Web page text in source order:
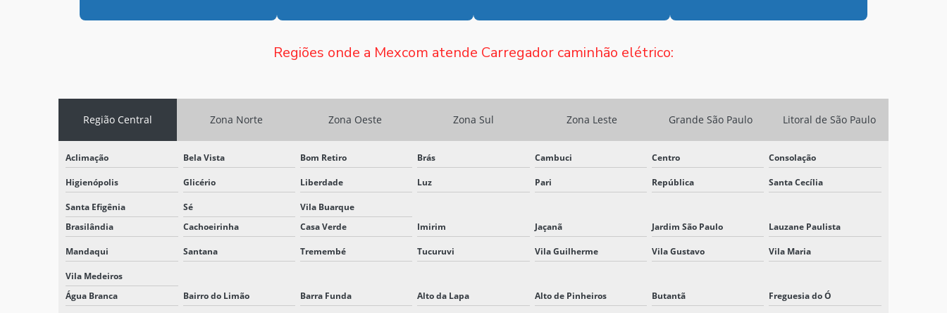
CARREGADOR VEICULAR DC
COMPRAR
CARREGADOR VEICULAR DC PREÇO
CARREGADOR VEICULAR ELÉTRICO
CARREGADORES INDUSTRIAIS PREÇO
Regiões onde a Mexcom atende Carregador caminhão elétrico:
Região Central Zona Norte Zona Oeste Zona Sul Zona Leste Grande São Paulo Litoral de São Paulo
Aclimação Bela Vista Bom Retiro Brás Cambuci Centro Consolação
Higienópolis Glicério Liberdade Luz Pari República Santa Cecília
Santa Efigênia Sé
Vila Buarque
Brasilândia
Cachoeirinha Casa Verde Imirim Jaçanã Jardim São Paulo Lauzane Paulista
Mandaqui Santana Tremembé Tucuruvi Vila Guilherme Vila Gustavo Vila Maria
Vila Medeiros
Água Branca
Bairro do Limão Barra Funda Alto da Lapa Alto de Pinheiros Butantã Freguesia do Ó